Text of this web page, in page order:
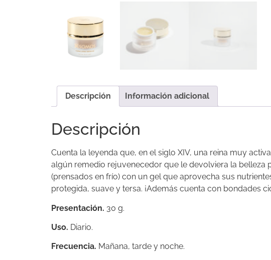
Descripción Información adicional
Descripción
Cuenta la leyenda que, en el siglo XIV, una reina muy
algún remedio rejuvenecedor que le devolviera la belleza
(prensados en frío) con un gel que aprovecha sus
protegida, suave y tersa. ¡Además cuenta con bondades
Presentación. 30 g.
Uso. Diario.
Frecuencia. Mañana, tarde y noche.